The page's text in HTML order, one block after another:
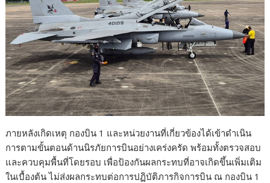
ภายหลังเกิดเหตุ กองบิน 1 และหน่วยงานที่เกี่ยวข้องได้เข้าดำเนิน
การตามขั้นตอนด้านนิรภัยการบินอย่างเคร่งครัด พร้อมทั้งตรวจสอบ
และควบคุมพื้นที่โดยรอบ เพื่อป้องกันผลกระทบที่อาจเกิดขึ้นเพิ่มเติม
ในเบื้องต้น ไม่ส่งผลกระทบต่อการปฏิบัติภารกิจการบิน ณ กองบิน 1